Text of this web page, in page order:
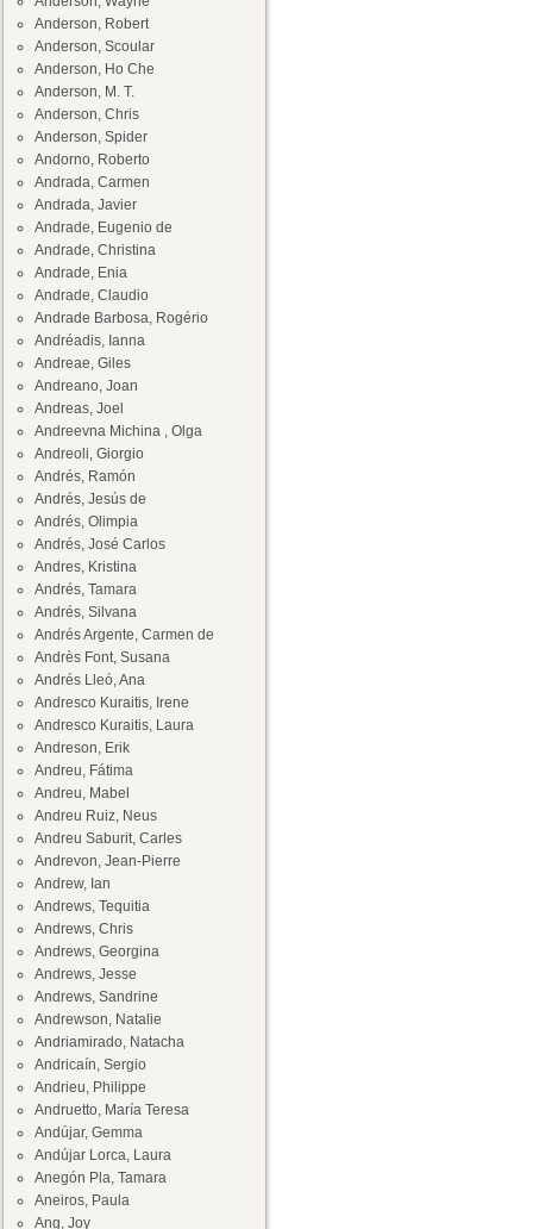
Anderson, Robert
Anderson, Scoular
Anderson, Ho Che
Anderson, M. T.
Anderson, Chris
Anderson, Spider
Andorno, Roberto
Andrada, Carmen
Andrada, Javier
Andrade, Eugenio de
Andrade, Christina
Andrade, Enia
Andrade, Claudio
Andrade Barbosa, Rogério
Andréadis, Ianna
Andreae, Giles
Andreano, Joan
Andreas, Joel
Andreevna Michina , Olga
Andreoli, Giorgio
Andrés, Ramón
Andrés, Jesús de
Andrés, Olimpia
Andrés, José Carlos
Andres, Kristina
Andrés, Tamara
Andrés, Silvana
Andrés Argente, Carmen de
Andrès Font, Susana
Andrés Lleó, Ana
Andresco Kuraitis, Irene
Andresco Kuraitis, Laura
Andreson, Erik
Andreu, Fátima
Andreu, Mabel
Andreu Ruiz, Neus
Andreu Saburit, Carles
Andrevon, Jean-Pierre
Andrew, Ian
Andrews, Tequitia
Andrews, Chris
Andrews, Georgina
Andrews, Jesse
Andrews, Sandrine
Andrewson, Natalie
Andriamirado, Natacha
Andricaín, Sergio
Andrieu, Philippe
Andruetto, María Teresa
Andújar, Gemma
Andújar Lorca, Laura
Anegón Pla, Tamara
Aneiros, Paula
Ang, Joy